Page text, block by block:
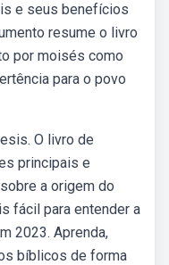
e seus benefícios
resume o livro
por moisés como
para o povo
O livro de
principais e
a origem do
fácil para entender a
2023. Aprenda,
bíblicos de forma